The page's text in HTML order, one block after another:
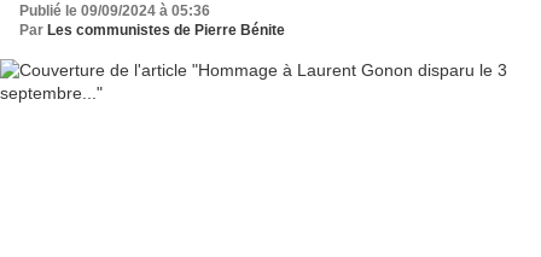
Publié le 09/09/2024 à 05:36
Par Les communistes de Pierre Bénite